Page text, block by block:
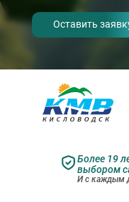
Более 19
выбором
И с каждым